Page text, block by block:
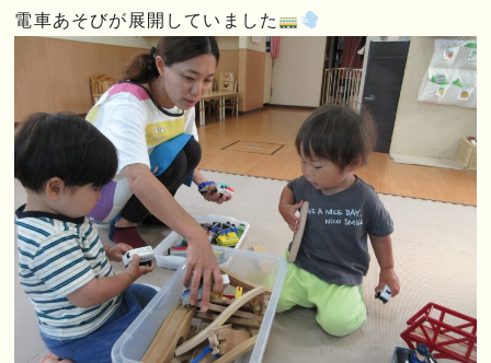
電車あそびが展開していました